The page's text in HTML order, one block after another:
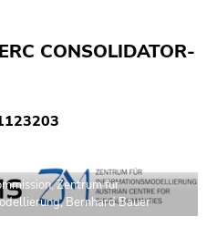
CONSOLIDATOR-
Zentrum für
Bernhard Bauer